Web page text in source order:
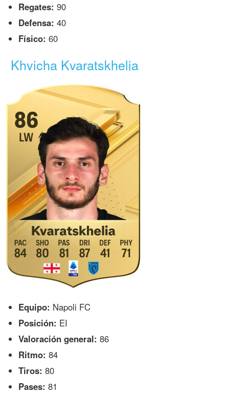
Regates: 90
Defensa: 40
Físico: 60
Khvicha Kvaratskhelia
Equipo: Napoli FC
Posición: EI
Valoración general: 86
Ritmo: 84
Tiros: 80
Pases: 81